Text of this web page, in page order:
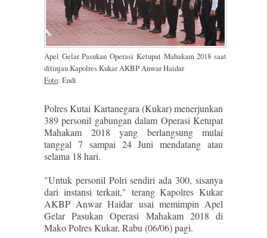
Apel Gelar Pasukan Operasi Ketupat Mahakam 2018 saat
ditinjau Kapolres Kukar AKBP Anwar Haidar
Foto: Endi
Polres Kutai Kartanegara (Kukar) menerjunkan
389 personil gabungan dalam Operasi Ketupat
Mahakam 2018 yang berlangsung mulai
tanggal 7 sampai 24 Juni mendatang atau
selama 18 hari.
"Untuk personil Polri sendiri ada 300, sisanya
dari instansi terkait," terang Kapolres Kukar
AKBP Anwar Haidar usai memimpin Apel
Gelar Pasukan Operasi Mahakam 2018 di
Mako Polres Kukar, Rabu (06/06) pagi.